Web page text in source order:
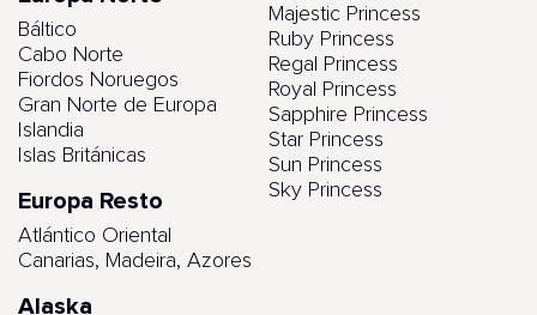
Báltico
Cabo Norte
Fiordos Noruegos
Gran Norte de Europa
Islandia
Islas Británicas
Europa Resto
Atlántico Oriental
Canarias, Madeira, Azores
Alaska
Majestic Princess
Ruby Princess
Regal Princess
Royal Princess
Sapphire Princess
Star Princess
Sun Princess
Sky Princess